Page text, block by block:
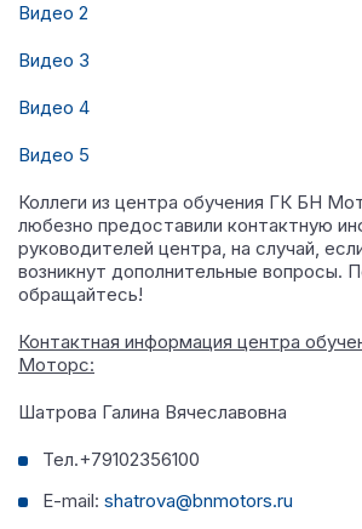
Видео 2
Видео 3
Видео 4
Видео 5
Коллеги из центра обучения ГК БН
любезно предоставили контактную
руководителей центра, на случай,
возникнут дополнительные вопросы.
обращайтесь!
Контактная информация центра
Моторс:
Шатрова Галина Вячеславовна
Тел.+79102356100
E-mail: shatrova@bnmotors.ru